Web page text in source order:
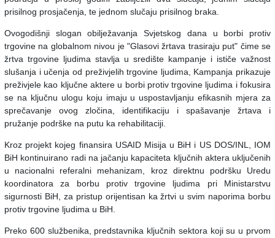
prisilnog prosjačenja, te jednom slučaju prisilnog braka.
Ovogodišnji slogan obilježavanja Svjetskog dana u borbi protiv
trgovine na globalnom nivou je "Glasovi žrtava trasiraju put" čime se
žrtva trgovine ljudima stavlja u središte kampanje i ističe važnost
slušanja i učenja od preživjelih trgovine ljudima, Kampanja prikazuje
preživjele kao ključne aktere u borbi protiv trgovine ljudima i fokusira
se na ključnu ulogu koju imaju u uspostavljanju efikasnih mjera za
sprečavanje ovog zločina, identifikaciju i spašavanje žrtava i
pružanje podrške na putu ka rehabilitaciji.
Kroz projekt kojeg finansira USAID Misija u BiH i US DOS/INL, IOM
BiH kontinuirano radi na jačanju kapaciteta ključnih aktera uključenih
u nacionalni referalni mehanizam, kroz direktnu podršku Uredu
koordinatora za borbu protiv trgovine ljudima pri Ministarstvu
sigurnosti BiH, za pristup orijentisan ka žrtvi u svim naporima borbu
protiv trgovine ljudima u BiH.
Preko 600 službenika, predstavnika ključnih sektora koji su u prvom